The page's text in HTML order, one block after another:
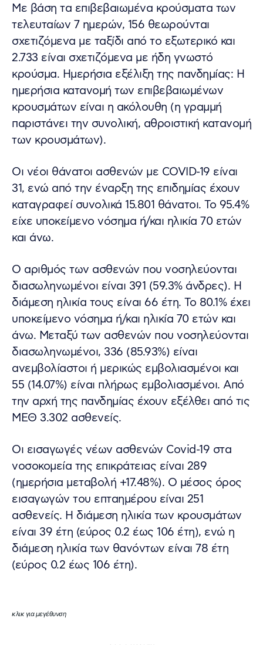
Με βάση τα επιβεβαιωμένα κρούσματα των
τελευταίων 7 ημερών, 156 θεωρούνται
σχετιζόμενα με ταξίδι από το εξωτερικό και
2.733 είναι σχετιζόμενα με ήδη γνωστό
κρούσμα. Ημερήσια εξέλιξη της πανδημίας: Η
ημερήσια κατανομή των επιβεβαιωμένων
κρουσμάτων είναι η ακόλουθη (η γραμμή
παριστάνει την συνολική, αθροιστική κατανομή
των κρουσμάτων).
Οι νέοι θάνατοι ασθενών με COVID-19 είναι
31, ενώ από την έναρξη της επιδημίας έχουν
καταγραφεί συνολικά 15.801 θάνατοι. Το 95.4%
είχε υποκείμενο νόσημα ή/και ηλικία 70 ετών
και άνω.
Ο αριθμός των ασθενών που νοσηλεύονται
διασωληνωμένοι είναι 391 (59.3% άνδρες). Η
διάμεση ηλικία τους είναι 66 έτη. To 80.1% έχει
υποκείμενο νόσημα ή/και ηλικία 70 ετών και
άνω. Μεταξύ των ασθενών που νοσηλεύονται
διασωληνωμένοι, 336 (85.93%) είναι
ανεμβολίαστοι ή μερικώς εμβολιασμένοι και
55 (14.07%) είναι πλήρως εμβολιασμένοι. Από
την αρχή της πανδημίας έχουν εξέλθει από τις
ΜΕΘ 3.302 ασθενείς.
Οι εισαγωγές νέων ασθενών Covid-19 στα
νοσοκομεία της επικράτειας είναι 289
(ημερήσια μεταβολή +17.48%). Ο μέσος όρος
εισαγωγών του επταημέρου είναι 251
ασθενείς. Η διάμεση ηλικία των κρουσμάτων
είναι 39 έτη (εύρος 0.2 έως 106 έτη), ενώ η
διάμεση ηλικία των θανόντων είναι 78 έτη
(εύρος 0.2 έως 106 έτη).
κλικ για μεγέθυνση